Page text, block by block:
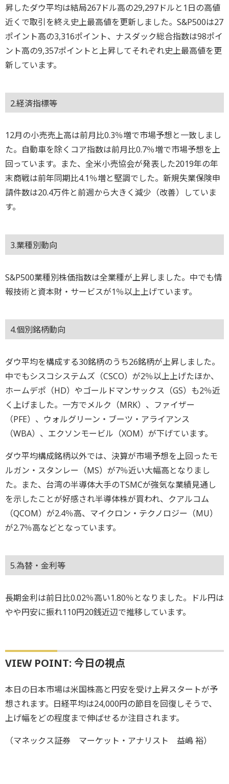
昇したダウ平均は結局267ドル高の29,297ドルと1日の高値
近くで取引を終え史上最高値を更新しました。S&P500は27
ポイント高の3,316ポイント、ナスダック総合指数は98ポイ
ント高の9,357ポイントと上昇してそれぞれ史上最高値を更
新しています。
2.経済指標等
12月の小売売上高は前月比0.3％増で市場予想と一致しまし
た。自動車を除くコア指数は前月比0.7％増で市場予想を上
回っています。また、全米小売協会が発表した2019年の年
末商戦は前年同期比4.1％増と堅調でした。新規失業保険申
請件数は20.4万件と前週から大きく減少（改善）していま
す。
3.業種別動向
S&P500業種別株価指数は全業種が上昇しました。中でも情
報技術と資本財・サービスが1％以上上げています。
4.個別銘柄動向
ダウ平均を構成する30銘柄のうち26銘柄が上昇しました。
中でもシスコシステムズ（CSCO）が2％以上上げたほか、
ホームデポ（HD）やゴールドマンサックス（GS）も2％近
く上げました。一方でメルク（MRK）、ファイザー
（PFE）、ウォルグリーン・ブーツ・アライアンス
（WBA）、エクソンモービル（XOM）が下げています。
ダウ平均構成銘柄以外では、決算が市場予想を上回ったモ
ルガン・スタンレー（MS）が7％近い大幅高となりまし
た。また、台湾の半導体大手のTSMCが強気な業績見通し
を示したことが好感され半導体株が買われ、クアルコム
（QCOM）が2.4％高、マイクロン・テクノロジー（MU）
が2.7％高などとなっています。
5.為替・金利等
長期金利は前日比0.02％高い1.80％となりました。ドル円は
やや円安に振れ110円20銭近辺で推移しています。
VIEW POINT: 今日の視点
本日の日本市場は米国株高と円安を受け上昇スタートが予
想されます。日経平均は24,000円の節目を回復しそうで、
上げ幅をどの程度まで伸ばせるか注目されます。
（マネックス証券 マーケット・アナリスト 益嶋 裕）